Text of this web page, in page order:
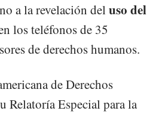
a la revelación deluso del
los teléfonos de 35
de derechos humanos.
de Derechos
Relatoría Especial para la